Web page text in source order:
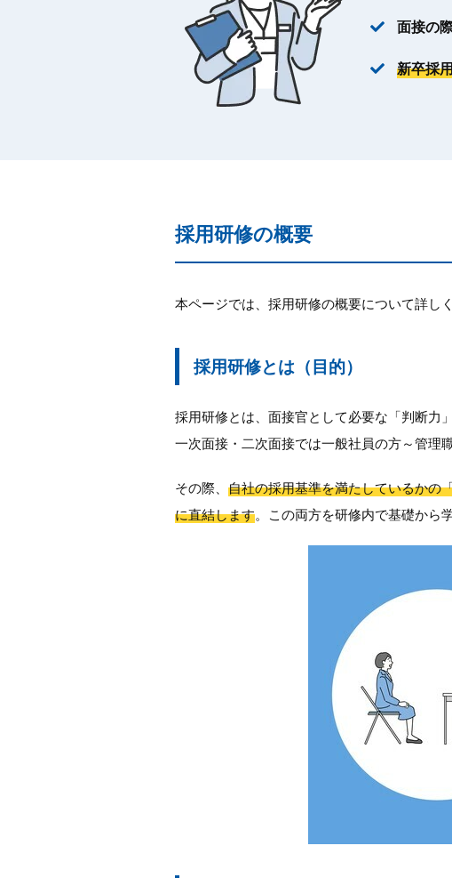
面接の
新卒採
採用研修の概要
本ページでは、採用研修の概要について詳し
採用研修とは（目的）
採用研修とは、面接官として必要な「判断力
一次面接・二次面接では一般社員の方～管理
その際、 自社の採用基準を満たしているかの
に直結します。この両方を研修内で基礎から